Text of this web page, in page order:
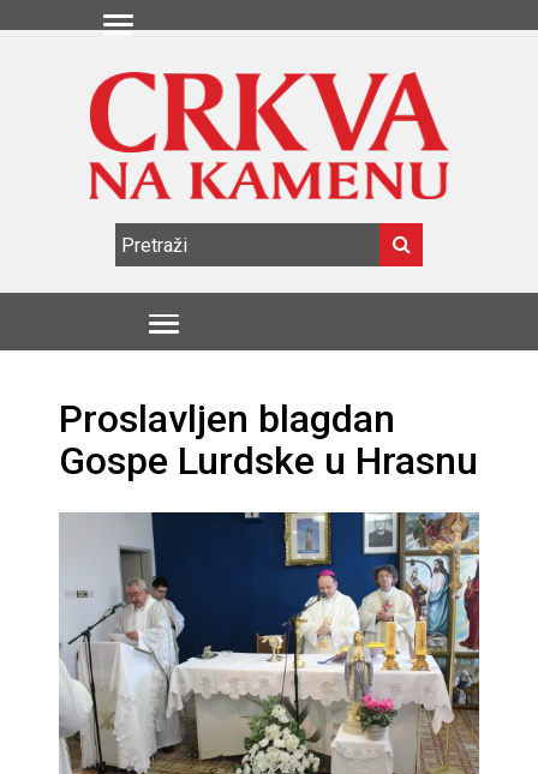
Proslavljen blagdan
Gospe Lurdske u Hrasnu